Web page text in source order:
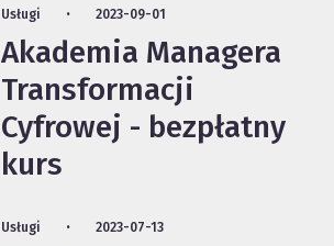
Usługi 2023-09-01
Akademia Managera
Transformacji
Cyfrowej - bezpłatny
kurs
Usługi 2023-07-13